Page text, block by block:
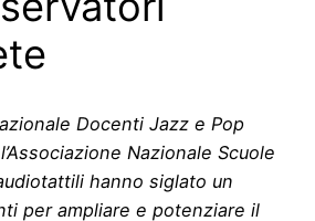
Docenti Jazz e Pop
Nazionale Scuole
hanno siglato un
per ampliare e potenziare il